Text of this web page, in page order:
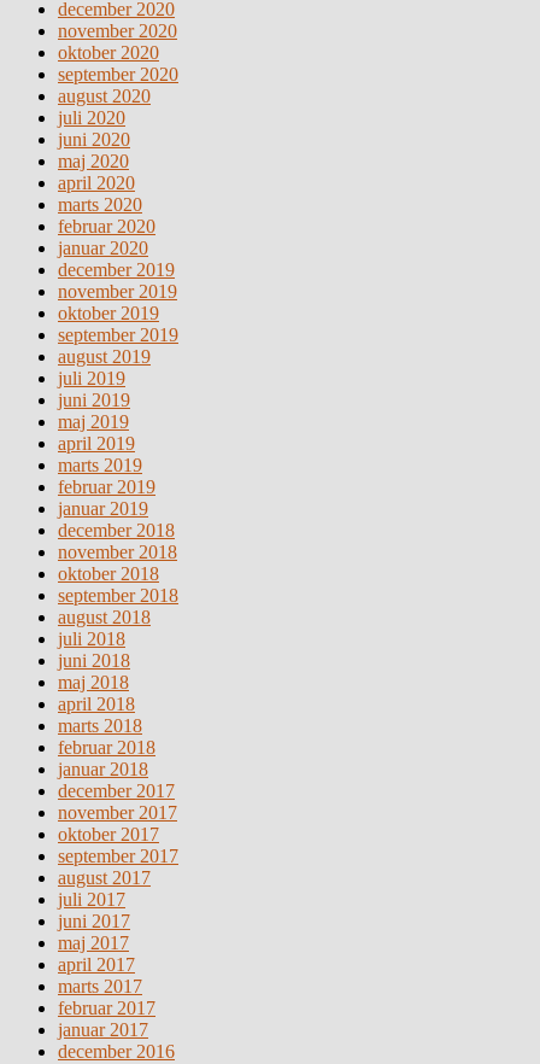
december 2020
november 2020
oktober 2020
september 2020
august 2020
juli 2020
juni 2020
maj 2020
april 2020
marts 2020
februar 2020
januar 2020
december 2019
november 2019
oktober 2019
september 2019
august 2019
juli 2019
juni 2019
maj 2019
april 2019
marts 2019
februar 2019
januar 2019
december 2018
november 2018
oktober 2018
september 2018
august 2018
juli 2018
juni 2018
maj 2018
april 2018
marts 2018
februar 2018
januar 2018
december 2017
november 2017
oktober 2017
september 2017
august 2017
juli 2017
juni 2017
maj 2017
april 2017
marts 2017
februar 2017
januar 2017
december 2016